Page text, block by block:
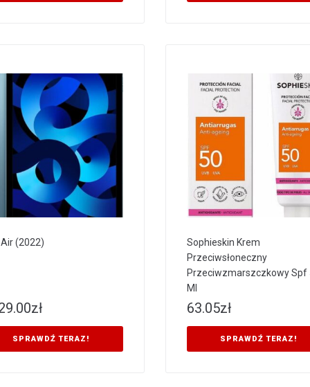
(2022)
zł
SPRAWDŹ TERAZ!
Sophieskin Krem
Przeciwsłoneczny
Przeciwzmarszczkowy Spf
Ml
63.05zł
SPRAWDŹ TERAZ!